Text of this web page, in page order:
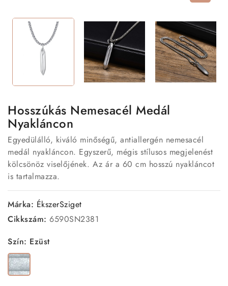
Hosszúkás Nemesacél Medál
Nyakláncon
Egyedülálló, kiváló minőségű, antiallergén nemesacél
medál nyakláncon. Egyszerű, mégis stílusos megjelenést
kölcsönöz viselőjének. Az ár a 60 cm hosszú nyakláncot
is tartalmazza.
Márka: ÉkszerSziget
Cikkszám: 6590SN2381
Szín: Ezüst
Ezüst